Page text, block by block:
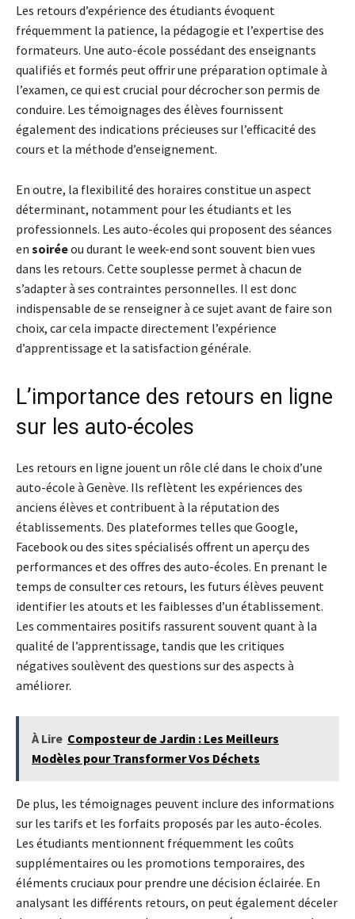
Les retours d’expérience des étudiants évoquent
fréquemment la patience, la pédagogie et l’expertise des
formateurs. Une auto-école possédant des enseignants
qualifiés et formés peut offrir une préparation optimale à
l’examen, ce qui est crucial pour décrocher son permis de
conduire. Les témoignages des élèves fournissent
également des indications précieuses sur l’efficacité des
cours et la méthode d’enseignement.
En outre, la flexibilité des horaires constitue un aspect
déterminant, notamment pour les étudiants et les
professionnels. Les auto-écoles qui proposent des séances
en soiréeou durant le week-end sont souvent bien vues
dans les retours. Cette souplesse permet à chacun de
s’adapter à ses contraintes personnelles. Il est donc
indispensable de se renseigner à ce sujet avant de faire son
choix, car cela impacte directement l’expérience
d’apprentissage et la satisfaction générale.
L’importance des retours en ligne
sur les auto-écoles
Les retours en ligne jouent un rôle clé dans le choix d’une
auto-école à Genève. Ils reflètent les expériences des
anciens élèves et contribuent à la réputation des
établissements. Des plateformes telles que Google,
Facebook ou des sites spécialisés offrent un aperçu des
performances et des offres des auto-écoles. En prenant le
temps de consulter ces retours, les futurs élèves peuvent
identifier les atouts et les faiblesses d’un établissement.
Les commentaires positifs rassurent souvent quant à la
qualité de l’apprentissage, tandis que les critiques
négatives soulèvent des questions sur des aspects à
améliorer.
À Lire Composteur de Jardin : Les Meilleurs
Modèles pour Transformer Vos Déchets
De plus, les témoignages peuvent inclure des informations
sur les tarifs et les forfaits proposés par les auto-écoles.
Les étudiants mentionnent fréquemment les coûts
supplémentaires ou les promotions temporaires, des
éléments cruciaux pour prendre une décision éclairée. En
analysant les différents retours, on peut également déceler